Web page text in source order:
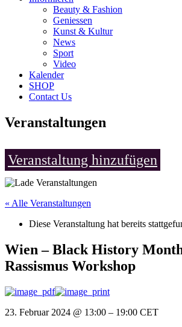
Beauty & Fashion
Geniessen
Kunst & Kultur
News
Sport
Video
Kalender
SHOP
Contact Us
Veranstaltungen
Veranstaltung hinzufügen
« Alle Veranstaltungen
Diese Veranstaltung hat bereits
Wien – Black History
Rassismus Workshop
23. Februar 2024 @ 13:00 – 19:00 CET